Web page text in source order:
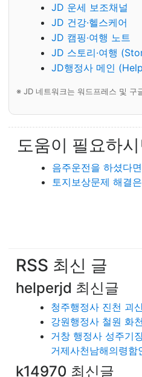
JD 운세 보조채널
JD 건강·헬스케어
JD 캠핑·여행 노트
JD 스토리·여행
JD행정사 메인
※ JD 네트워크는 워드프레스 및 구
도움이 필요하시
음주운전을 하셨다
토지보상문제 해결
RSS 최신 글
helperjd 최신글
청주행정사 진천 괴
강원행정사 철원 화
거창 행정사 성주기
거제사천남해의령함
k14970 최신글